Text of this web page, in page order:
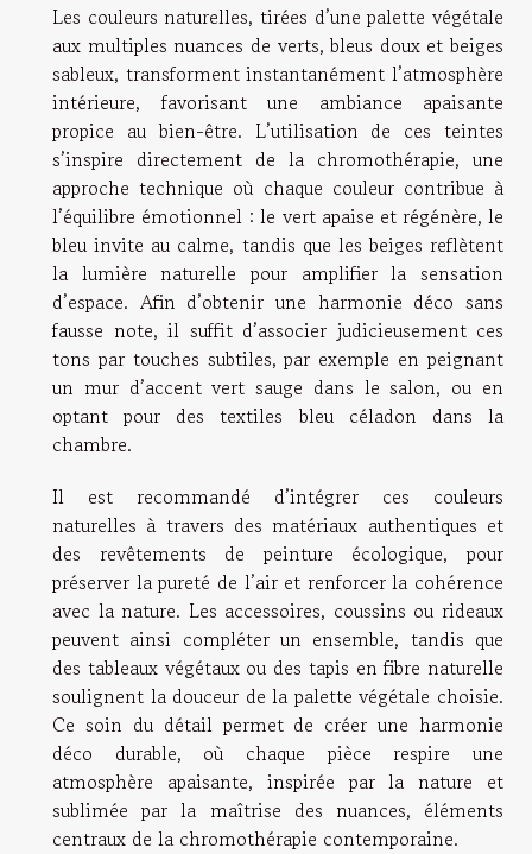
Les couleurs naturelles, tirées d’une palette végétale
aux multiples nuances de verts, bleus doux et beiges
sableux, transforment instantanément l’atmosphère
intérieure, favorisant une ambiance apaisante
propice au bien-être. L’utilisation de ces teintes
s’inspire directement de la chromothérapie, une
approche technique où chaque couleur contribue à
l’équilibre émotionnel : le vert apaise et régénère, le
bleu invite au calme, tandis que les beiges reflètent
la lumière naturelle pour amplifier la sensation
d’espace. Afin d’obtenir une harmonie déco sans
fausse note, il suffit d’associer judicieusement ces
tons par touches subtiles, par exemple en peignant
un mur d’accent vert sauge dans le salon, ou en
optant pour des textiles bleu céladon dans la
chambre.
Il est recommandé d’intégrer ces couleurs
naturelles à travers des matériaux authentiques et
des revêtements de peinture écologique, pour
préserver la pureté de l’air et renforcer la cohérence
avec la nature. Les accessoires, coussins ou rideaux
peuvent ainsi compléter un ensemble, tandis que
des tableaux végétaux ou des tapis en fibre naturelle
soulignent la douceur de la palette végétale choisie.
Ce soin du détail permet de créer une harmonie
déco durable, où chaque pièce respire une
atmosphère apaisante, inspirée par la nature et
sublimée par la maîtrise des nuances, éléments
centraux de la chromothérapie contemporaine.